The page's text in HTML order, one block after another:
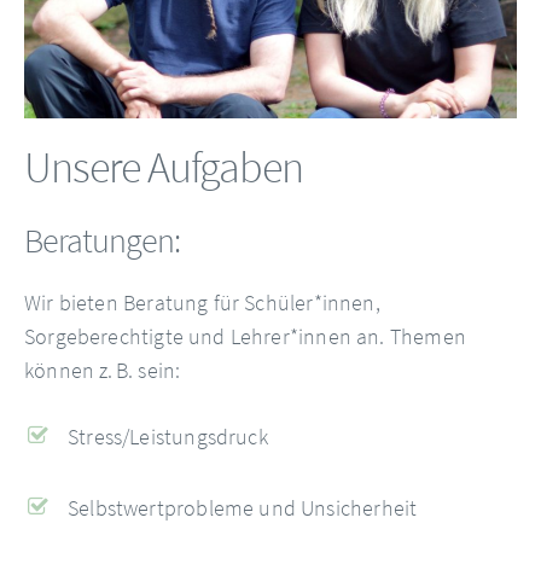
Unsere Aufgaben
Beratungen:
Wir bieten Beratung für Schüler*innen,
Sorgeberechtigte und Lehrer*innen an. Themen
können z. B. sein:
Stress/Leistungsdruck
Selbstwertprobleme und Unsicherheit